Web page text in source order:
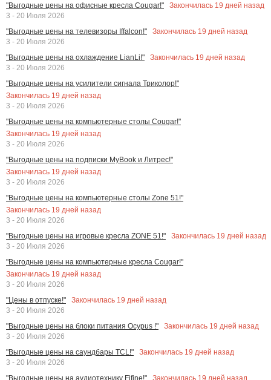
"Выгодные цены на офисные кресла Cougar!" Закончилась 19 дней назад
3 - 20 Июля 2026
"Выгодные цены на телевизоры Iffalcon!"
Закончилась 19 дней назад
3 - 20 Июля 2026
"Выгодные цены на охлаждение LianLi!"
Закончилась 19 дней назад
3 - 20 Июля 2026
"Выгодные цены на усилители сигнала Триколор!"
Закончилась 19 дней назад
3 - 20 Июля 2026
"Выгодные цены на компьютерные столы Cougar!"
Закончилась 19 дней назад
3 - 20 Июля 2026
"Выгодные цены на подписки MyBook и Литрес!"
Закончилась 19 дней назад
3 - 20 Июля 2026
"Выгодные цены на компьютерные столы Zone 51!"
Закончилась 19 дней назад
3 - 20 Июля 2026
"Выгодные цены на игровые кресла ZONE 51!"
Закончилась 19 дней назад
3 - 20 Июля 2026
"Выгодные цены на компьютерные кресла Cougar!"
Закончилась 19 дней назад
3 - 20 Июля 2026
"Цены в отпуске!"
Закончилась 19 дней назад
3 - 20 Июля 2026
"Выгодные цены на блоки питания Ocypus !"
Закончилась 19 дней назад
3 - 20 Июля 2026
"Выгодные цены на саундбары TCL!"
Закончилась 19 дней назад
3 - 20 Июля 2026
"Выгодные цены на аудиотехнику Fifine!"
Закончилась 19 дней назад